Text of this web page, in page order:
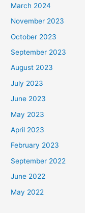
March 2024
November 2023
October 2023
September 2023
August 2023
July 2023
June 2023
May 2023
April 2023
February 2023
September 2022
June 2022
May 2022